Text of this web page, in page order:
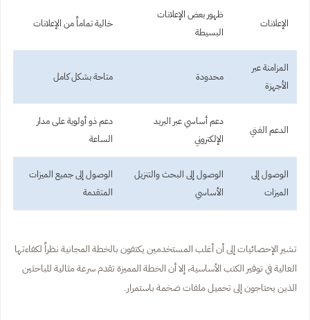
الإعلانات
ظهور بعض الإعلانات
البسيطة
خالية تماماً من الإعلانات
المزامنة عبر
الأجهزة
محدودة متاحة بشكل كامل
الدعم الفني
دعم أساسي عبر البريد
الإلكتروني
دعم ذو أولوية على مدار
الساعة
الوصول إلى
الميزات
الوصول إلى البحث والتنزيل
الأساسي
الوصول إلى جميع الميزات
المتقدمة
تشير الإحصائيات إلى أن أغلب المستخدمين يكتفون بالخطة المجانية نظراً لكفاءتها
العالية في توفير الكتب الأساسية، إلا أن الخطة المميزة تقدم سرعة مثالية للباحثين
الذين يحتاجون إلى تحميل ملفات ضخمة باستمرار.